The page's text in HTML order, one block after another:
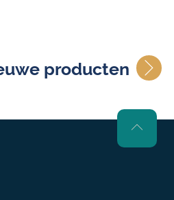
producten